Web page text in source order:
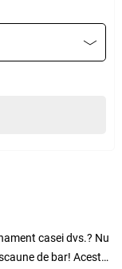
casei dvs.? Nu
de bar! Acest